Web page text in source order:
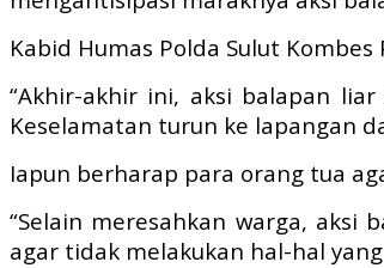
Kabid Humas Polda Sulut
“Akhir-akhir ini, aksi balapan
Keselamatan turun ke lapangan
Iapun berharap para orang tua
“Selain meresahkan warga,
agar tidak melakukan hal-hal